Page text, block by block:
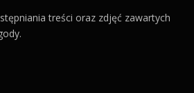
treści oraz zdjęć zawartych